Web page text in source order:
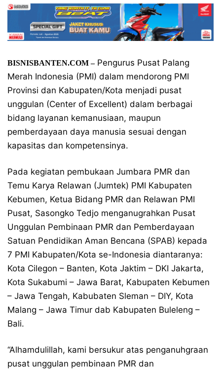
BISNISBANTEN.COM –Pengurus Pusat Palang
Merah Indonesia (PMI) dalam mendorong PMI
Provinsi dan Kabupaten/Kota menjadi pusat
unggulan (Center of Excellent) dalam berbagai
bidang layanan kemanusiaan, maupun
pemberdayaan daya manusia sesuai dengan
kapasitas dan kompetensinya.
Pada kegiatan pembukaan Jumbara PMR dan
Temu Karya Relawan (Jumtek) PMI Kabupaten
Kebumen, Ketua Bidang PMR dan Relawan PMI
Pusat, Sasongko Tedjo menganugrahkan Pusat
Unggulan Pembinaan PMR dan Pemberdayaan
Satuan Pendidikan Aman Bencana (SPAB) kepada
7 PMI Kabupaten/Kota se-Indonesia diantaranya:
Kota Cilegon – Banten, Kota Jaktim – DKI Jakarta,
Kota Sukabumi – Jawa Barat, Kabupaten Kebumen
– Jawa Tengah, Kabubaten Sleman – DIY, Kota
Malang – Jawa Timur dab Kabupaten Buleleng –
Bali.
“Alhamdulillah, kami bersukur atas penganuhgraan
pusat unggulan pembinaan PMR dan